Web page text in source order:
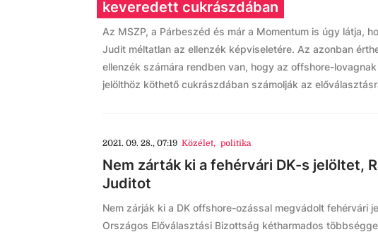
keveredett cukrászdában
Az MSZP, a Párbeszéd és már a Momentum is úgy látja,
Judit méltatlan az ellenzék képviseletére. Az azonban
ellenzék számára rendben van, hogy az offshore-
jelölthöz köthető cukrászdában számolják az
2021. 09. 28., 07:19 Közélet, politika
Nem zárták ki a fehérvári DK-s jelöltet,
Juditot
Nem zárják ki a DK offshore-ozással megvádolt fehérvári
Országos Előválasztási Bizottság kétharmados